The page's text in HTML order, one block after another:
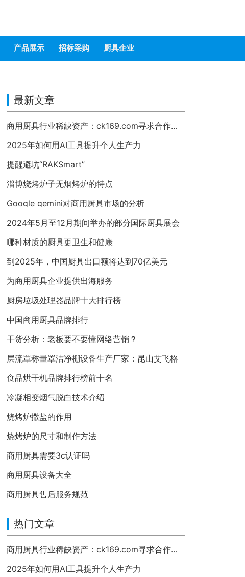
产品展示 招标采购 厨具企业
最新文章
商用厨具行业稀缺资产：ck169.com寻求合作或整体出售
2025年如何用AI工具提升个人生产力
提醒避坑“RAKSmart”
淄博烧烤炉子无烟烤炉的特点
Google gemini对商用厨具市场的分析
2024年5月至12月期间举办的部分国际厨具展会
哪种材质的厨具更卫生和健康
到2025年，中国厨具出口额将达到70亿美元
为商用厨具企业提供出海服务
厨房垃圾处理器品牌十大排行榜
中国商用厨具品牌排行
干货分析：老板要不要懂网络营销？
层流罩称量罩洁净棚设备生产厂家：昆山艾飞格
食品烘干机品牌排行榜前十名
冷凝相变烟气脱白技术介绍
烧烤炉撒盐的作用
烧烤炉的尺寸和制作方法
商用厨具需要3c认证吗
商用厨具设备大全
商用厨具售后服务规范
热门文章
商用厨具行业稀缺资产：ck169.com寻求合作或整体出售
2025年如何用AI工具提升个人生产力